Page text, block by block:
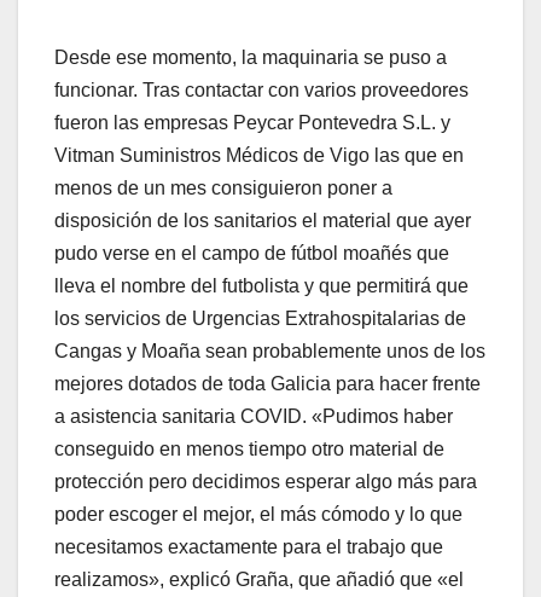
Desde ese momento, la maquinaria se puso a
funcionar. Tras contactar con varios proveedores
fueron las empresas Peycar Pontevedra S.L. y
Vitman Suministros Médicos de Vigo las que en
menos de un mes consiguieron poner a
disposición de los sanitarios el material que ayer
pudo verse en el campo de fútbol moañés que
lleva el nombre del futbolista y que permitirá que
los servicios de Urgencias Extrahospitalarias de
Cangas y Moaña sean probablemente unos de los
mejores dotados de toda Galicia para hacer frente
a asistencia sanitaria COVID. «Pudimos haber
conseguido en menos tiempo otro material de
protección pero decidimos esperar algo más para
poder escoger el mejor, el más cómodo y lo que
necesitamos exactamente para el trabajo que
realizamos», explicó Graña, que añadió que «el